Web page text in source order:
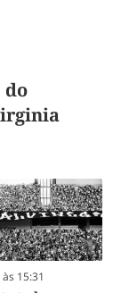
do
15:31